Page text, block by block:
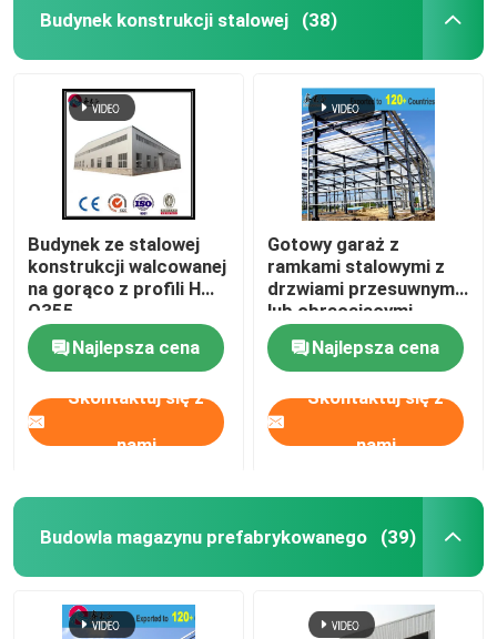
Budynek konstrukcji stalowej (38)
Budynek ze stalowej
konstrukcji walcowanej
na gorąco z profili H
Q355
Najlepsza cena
Skontaktuj się z
nami
Gotowy garaż z
ramkami stalowymi z
drzwiami przesuwnymi
lub obracającymi
Najlepsza cena
Skontaktuj się z
nami
Budowla magazynu prefabrykowanego (39)